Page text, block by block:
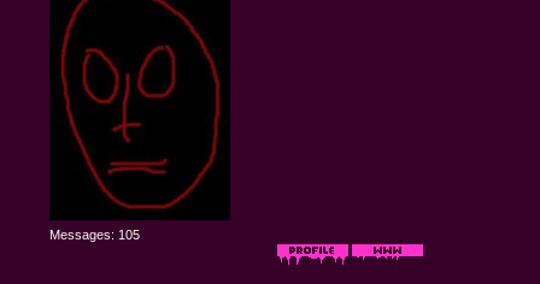
Messages: 105